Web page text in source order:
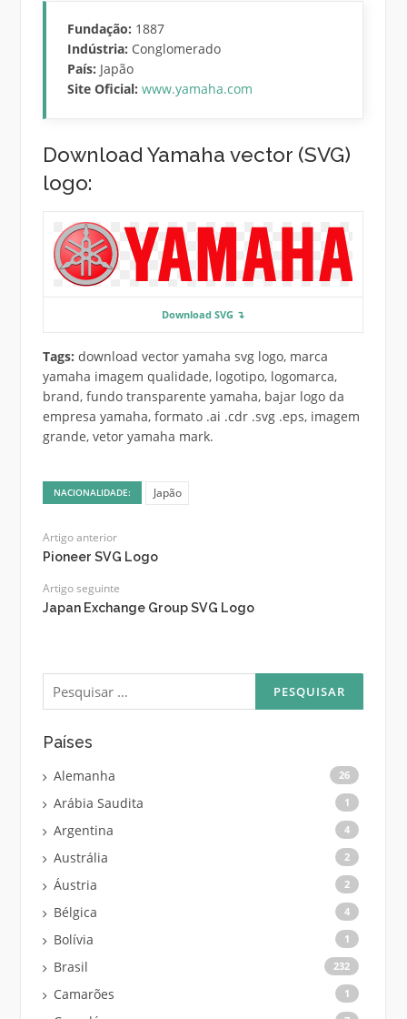
Fundação: 1887
Indústria: Conglomerado
País: Japão
Site Oficial: www.yamaha.com
Download Yamaha vector (SVG)
logo:
Download SVG ↴
Tags: download vector yamaha svg logo, marca
yamaha imagem qualidade, logotipo, logomarca,
brand, fundo transparente yamaha, bajar logo da
empresa yamaha, formato .ai .cdr .svg .eps, imagem
grande, vetor yamaha mark.
NACIONALIDADE: Japão
Artigo anterior
Pioneer SVG Logo
Artigo seguinte
Japan Exchange Group SVG Logo
Pesquisar
por:
Países
Alemanha 26
Arábia Saudita 1
Argentina 4
Austrália 2
Áustria 2
Bélgica 4
Bolívia 1
Brasil 232
Camarões 1